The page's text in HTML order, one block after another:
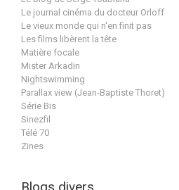
Le journal cinéma du docteur Orloff
Le vieux monde qui n'en finit pas
Les films libèrent la tête
Matière focale
Mister Arkadin
Nightswimming
Parallax view (Jean-Baptiste Thoret)
Série Bis
Sinezfil
Télé 70
Zines
Blogs divers